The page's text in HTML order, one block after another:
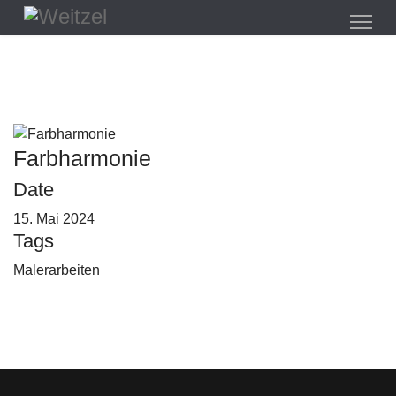
Farbharmonie
Date
15. Mai 2024
Tags
Malerarbeiten